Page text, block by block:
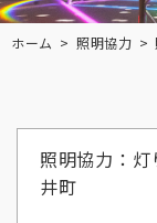
Breadcrumbs
ホーム 照明協力
照明協力：
井町